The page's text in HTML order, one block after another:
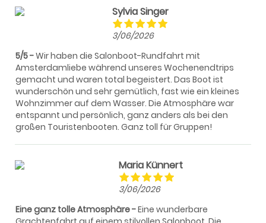
Sylvia Singer
3/06/2026
5/5
Wir haben die Salonboot-Rundfahrt mit
Amsterdamliebe während unseres Wochenendtrips
gemacht und waren total begeistert. Das Boot ist
wunderschön und sehr gemütlich, fast wie ein kleines
Wohnzimmer auf dem Wasser. Die Atmosphäre war
entspannt und persönlich, ganz anders als bei den
großen Touristenbooten. Ganz toll für Gruppen!
Maria Künnert
3/06/2026
Eine ganz tolle Atmosphäre
Eine wunderbare